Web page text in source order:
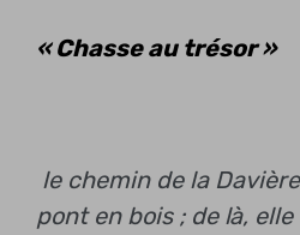
« Chasse au trésor »
le chemin de la Davière
pont en bois ; de là,